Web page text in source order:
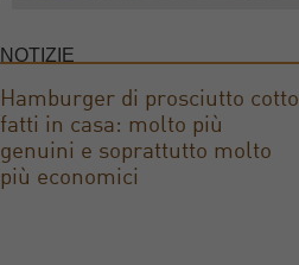
NOTIZIE
Hamburger di prosciutto cotto
fatti in casa: molto più
genuini e soprattutto molto
più economici